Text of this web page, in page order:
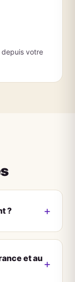
depuis votre
?
et au